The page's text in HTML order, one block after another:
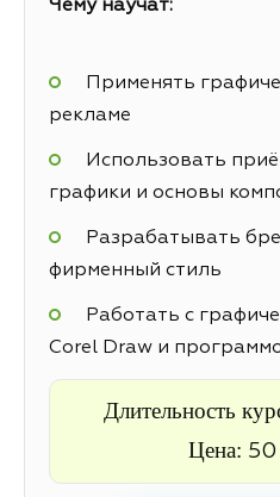
Чему научат:
Применять
рекламе
Использовать
графики и основы
Разрабатывать
фирменный стиль
Работать с
Corel Draw и
Длительность
Цена: